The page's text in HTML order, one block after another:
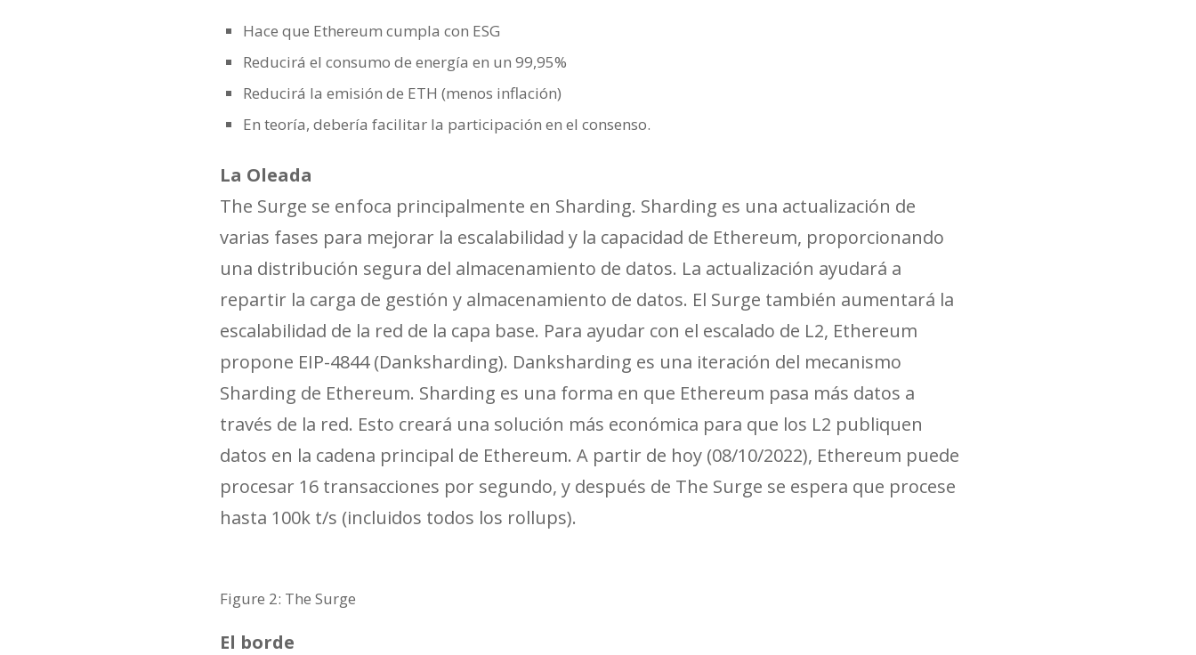
Hace que Ethereum cumpla con ESG
Reducirá el consumo de energía en un 99,95%
Reducirá la emisión de ETH (menos inflación)
En teoría, debería facilitar la participación en el consenso.
La Oleada
The Surge se enfoca principalmente en Sharding. Sharding es una actualización de
varias fases para mejorar la escalabilidad y la capacidad de Ethereum, proporcionando
una distribución segura del almacenamiento de datos. La actualización ayudará a
repartir la carga de gestión y almacenamiento de datos. El Surge también aumentará la
escalabilidad de la red de la capa base. Para ayudar con el escalado de L2, Ethereum
propone EIP-4844 (Danksharding). Danksharding es una iteración del mecanismo
Sharding de Ethereum. Sharding es una forma en que Ethereum pasa más datos a
través de la red. Esto creará una solución más económica para que los L2 publiquen
datos en la cadena principal de Ethereum. A partir de hoy (08/10/2022), Ethereum puede
procesar 16 transacciones por segundo, y después de The Surge se espera que procese
hasta 100k t/s (incluidos todos los rollups).
Figure 2: The Surge
El borde